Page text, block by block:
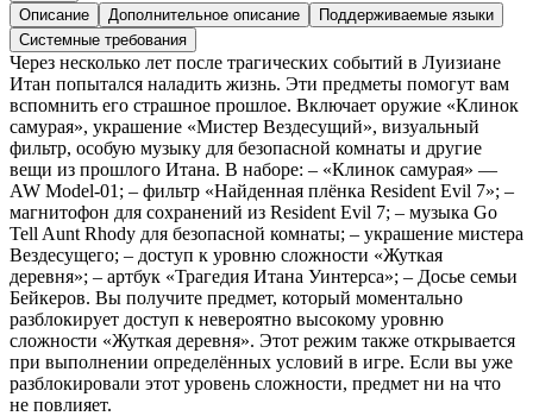
Описание
Дополнительное описание
Поддерживаемые языки
Системные требования
Через несколько лет после трагических событий в Луизиане
Итан попытался наладить жизнь. Эти предметы помогут вам
вспомнить его страшное прошлое. Включает оружие «Клинок
самурая», украшение «Мистер Вездесущий», визуальный
фильтр, особую музыку для безопасной комнаты и другие
вещи из прошлого Итана. В наборе: – «Клинок самурая» —
AW Model-01; – фильтр «Найденная плёнка Resident Evil 7»; –
магнитофон для сохранений из Resident Evil 7; – музыка Go
Tell Aunt Rhody для безопасной комнаты; – украшение мистера
Вездесущего; – доступ к уровню сложности «Жуткая
деревня»; – артбук «Трагедия Итана Уинтерса»; – Досье семьи
Бейкеров. Вы получите предмет, который моментально
разблокирует доступ к невероятно высокому уровню
сложности «Жуткая деревня». Этот режим также открывается
при выполнении определённых условий в игре. Если вы уже
разблокировали этот уровень сложности, предмет ни на что
не повлияет.